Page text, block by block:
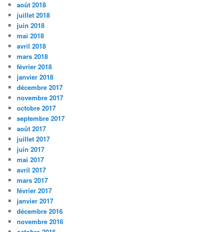
août 2018
juillet 2018
juin 2018
mai 2018
avril 2018
mars 2018
février 2018
janvier 2018
décembre 2017
novembre 2017
octobre 2017
septembre 2017
août 2017
juillet 2017
juin 2017
mai 2017
avril 2017
mars 2017
février 2017
janvier 2017
décembre 2016
novembre 2016